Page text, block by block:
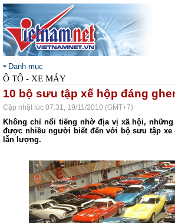
Danh mục
Ô TÔ - XE MÁY
10 bộ sưu tập xế hộp đáng
Cập nhật lúc 07:31, 19/11/2010 (GMT+7)
Không chỉ nổi tiếng nhờ địa vị xã hội,
được nhiều người biết đến với bộ sưu tập xe
lẫn lượng.